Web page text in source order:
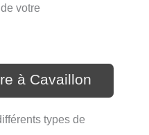
votre
à Cavaillon
types de